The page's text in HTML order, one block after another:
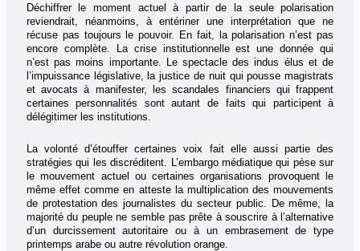
Déchiffrer le moment actuel à partir de la seule polarisation
reviendrait, néanmoins, à entériner une interprétation que ne
récuse pas toujours le pouvoir. En fait, la polarisation n’est pas
encore complète. La crise institutionnelle est une donnée qui
n’est pas moins importante. Le spectacle des indus élus et de
l’impuissance législative, la justice de nuit qui pousse magistrats
et avocats à manifester, les scandales financiers qui frappent
certaines personnalités sont autant de faits qui participent à
délégitimer les institutions.
La volonté d’étouffer certaines voix fait elle aussi partie des
stratégies qui les discréditent. L’embargo médiatique qui pèse sur
le mouvement actuel ou certaines organisations provoquent le
même effet comme en atteste la multiplication des mouvements
de protestation des journalistes du secteur public. De même, la
majorité du peuple ne semble pas prête à souscrire à l’alternative
d’un durcissement autoritaire ou à un embrasement de type
printemps arabe ou autre révolution orange.